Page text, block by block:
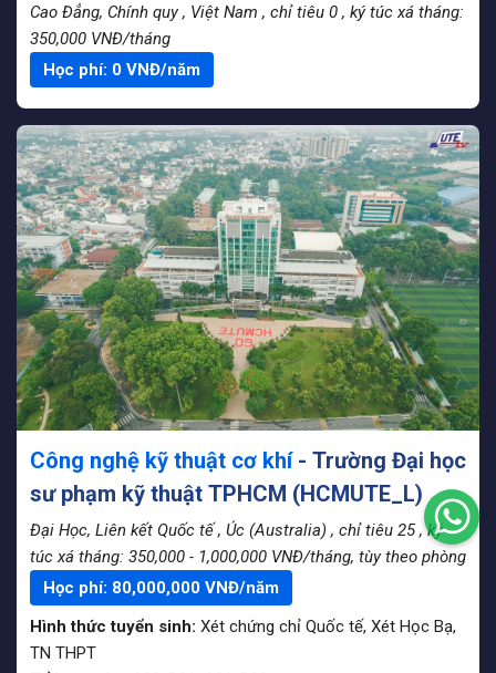
Cao Đẳng, Chính quy , Việt Nam , chỉ tiêu 0 , ký túc xá tháng:
350,000 VNĐ/tháng
Học phí: 0 VNĐ/năm
Công nghệ kỹ thuật cơ khí - Trường Đại học
sư phạm kỹ thuật TPHCM (HCMUTE_L)
Đại Học, Liên kết Quốc tế , Úc (Australia) , chỉ tiêu 25 , ký
túc xá tháng: 350,000 - 1,000,000 VNĐ/tháng, tùy theo phòng
Học phí: 80,000,000 VNĐ/năm
Hình thức tuyển sinh: Xét chứng chỉ Quốc tế, Xét Học Bạ,
TN THPT